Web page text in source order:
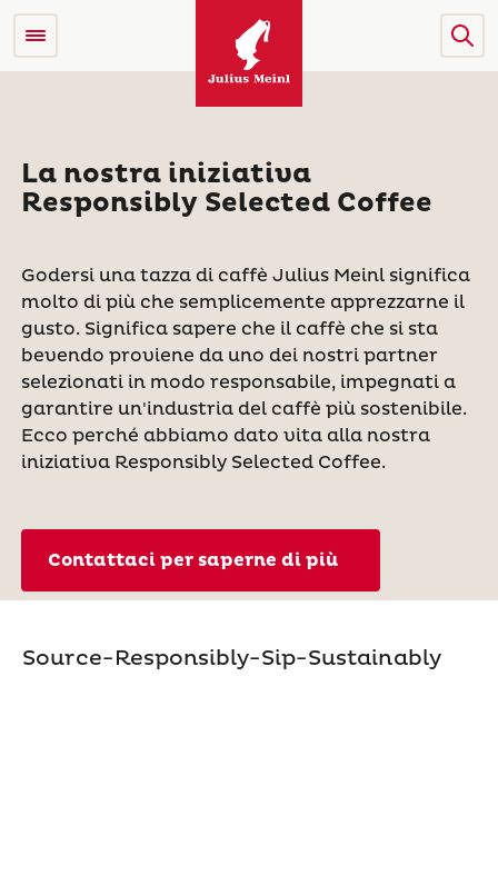
La nostra iniziativa
Responsibly Selected Coffee
Godersi una tazza di caffè Julius Meinl significa
molto di più che semplicemente apprezzarne il
gusto. Significa sapere che il caffè che si sta
bevendo proviene da uno dei nostri partner
selezionati in modo responsabile, impegnati a
garantire un'industria del caffè più sostenibile.
Ecco perché abbiamo dato vita alla nostra
iniziativa Responsibly Selected Coffee.
Contattaci per saperne di più